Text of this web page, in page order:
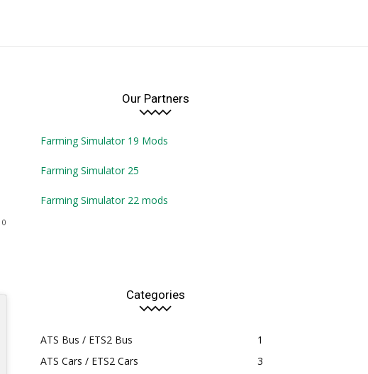
0
Our Partners
Farming Simulator 19 Mods
Farming Simulator 25
Farming Simulator 22 mods
Categories
ATS Bus / ETS2 Bus
1
ATS Cars / ETS2 Cars
3